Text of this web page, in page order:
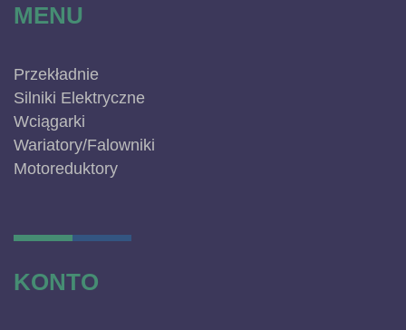
MENU
Przekładnie
Silniki Elektryczne
Wciągarki
Wariatory/Falowniki
Motoreduktory
KONTO